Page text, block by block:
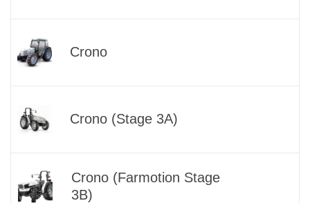
Crono
Crono (Stage 3A)
Crono (Farmotion Stage
3B)